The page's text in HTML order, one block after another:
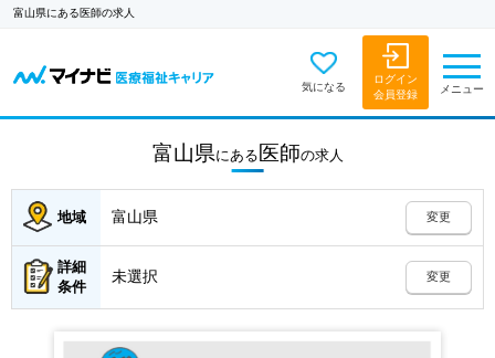
富山県にある医師の求人
気になる
ログイン
会員登録
メニュー
富山県にある医師の求人
地域 富山県 変更
詳細
条件
未選択 変更